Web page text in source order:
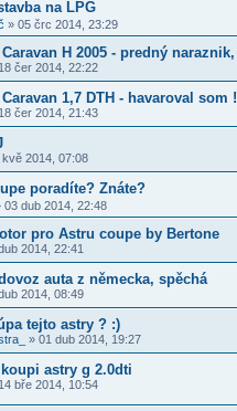
na LPG
» 05 črc 2014, 23:29
H 2005 - predný naraznik,
18 čer 2014, 22:22
1,7 DTH - havaroval som !
18 čer 2014, 21:43
kvě 2014, 07:08
poradíte? Znáte?
03 dub 2014, 22:48
pro Astru coupe by Bertone
2014, 22:41
auta z německa, spěchá
2014, 08:49
tejto astry ? :)
» 01 dub 2014, 19:27
astry g 2.0dti
14 bře 2014, 10:54